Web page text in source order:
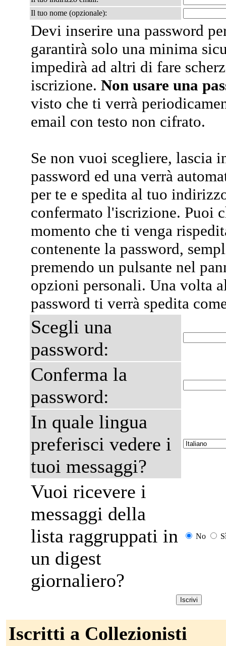
Il tuo nome (opzionale):
Devi inserire una password
garantirà solo una minima
impedirà ad altri di fare
iscrizione. Non usare una
visto che ti verrà
email con testo non cifrato.
Se non vuoi scegliere, lascia
password ed una verrà
per te e spedita al tuo
confermato l'iscrizione. Puoi
momento che ti venga
contenente la password,
premendo un pulsante nel
opzioni personali. Una volta
password ti verrà spedita
Scegli una
password:
Conferma la
password:
In quale lingua
preferisci vedere i
tuoi messaggi?
Vuoi ricevere i
messaggi della
lista raggruppati in
un digest
giornaliero?
No
Iscritti a Collezionisti